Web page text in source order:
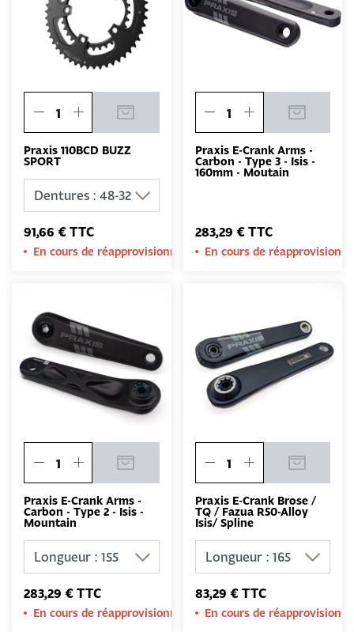
Praxis 110BCD BUZZ
SPORT
91,66 € TTC
En cours de réapprovisionnement
Praxis E-Crank Arms -
Carbon - Type 3 - Isis -
160mm - Moutain
283,29 € TTC
En cours de
Praxis E-Crank Arms -
Carbon - Type 2 - Isis -
Mountain
283,29 € TTC
En cours de réapprovisionnement
Praxis E-Crank Brose /
TQ / Fazua R50-Alloy
Isis/ Spline
83,29 € TTC
En cours de